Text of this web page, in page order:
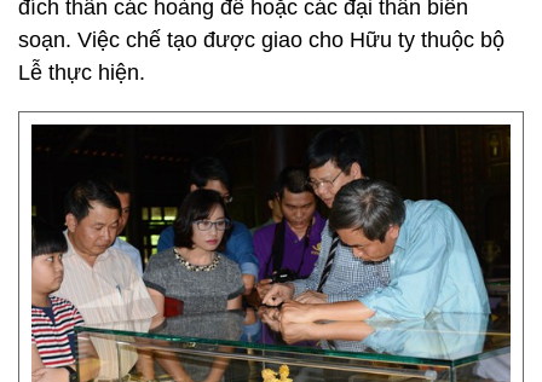
đích thân các hoàng đế hoặc các đại thần biên
soạn. Việc chế tạo được giao cho Hữu ty thuộc bộ
Lễ thực hiện.